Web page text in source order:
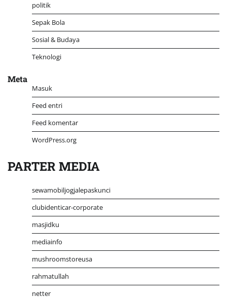
politik
Sepak Bola
Sosial & Budaya
Teknologi
Meta
Masuk
Feed entri
Feed komentar
WordPress.org
PARTER MEDIA
sewamobiljogjalepaskunci
clubidenticar-corporate
masjidku
mediainfo
mushroomstoreusa
rahmatullah
netter